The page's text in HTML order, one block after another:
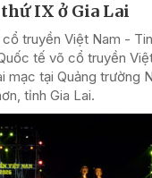
IX ở Gia Lai
truyền Việt Nam -
tế võ cổ truyền
mạc tại Quảng trường
tỉnh Gia Lai.